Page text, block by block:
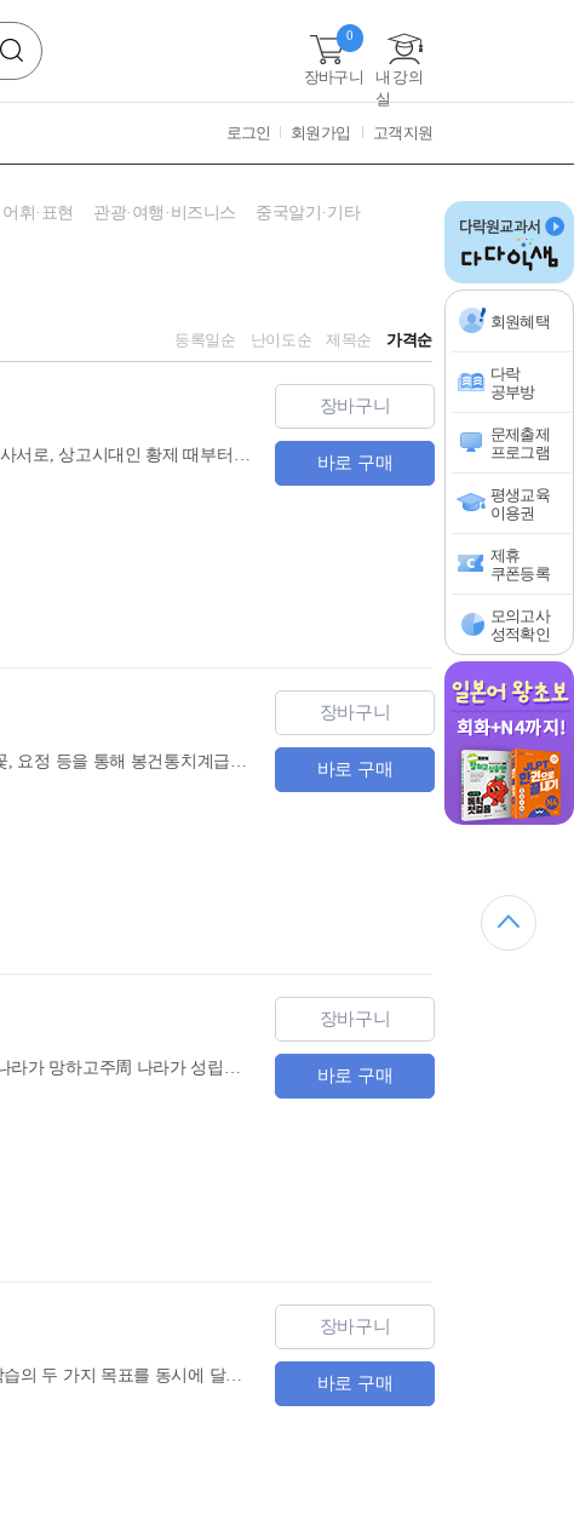
장바구니
0
내 강의
실
로그인 회원가입 고객지원
회원혜택
다락
공부방
문제출제
프로그램
평생교육
이용권
제휴
쿠폰등록
모의고사
성적확인
어휘·표현 관광·여행·비즈니스
중국알기·기타
등록일순 난이도순 제목순 가격순
다락원 중한고전대역 시리즈의 열두 번째 이야기인 『사기』는 한나라 때 사마천이 지은 역사서로, 상고시대인 황제 때부터 한 무제 때까지 약 2600년간의 기록을 담고 있는 통사이다. 중국에 관심을 가지고 있는 사람은 누구나 한 번쯤은 읽어야 하는 필독서로 꼽히고 있는 사기를 대역본으로 볼 수 있으며, 듣기실력을 향상시킬 수 있도록 오디오 CD 2장을 함께 제공한다.
장바구니
바로 구매
다락원 중한고전대역 시리즈의 열 번째 이야기인 『요재지이』는 온갖 귀신과 여우, 마귀, 꽃, 요정 등을 통해 봉건통치계급의 부정부패한 모습이나 과거제도의 폐단을 지적하거나 세속적인 관념을 타파한 지고지순한 사랑을 그리는 작품들로 구성되어 있다. 최고의 중국 고전을 읽을 수 있음과 동시에 듣기실력을 향상시킬 수 있도록 오디오 CD 2장을 제공한다.
장바구니
바로 구매
다락원 중한고전대역 시리즈의 아홉 번째 이야기인 『봉신연의』는 기원전11세기 초 은殷 나라가 망하고주周 나라가 성립되는 이른바 은주역성혁명殷周易姓革命의 드라마를 도교적 신앙을 바탕으로 각색한 역사 판타지 소설이다. 최고의 중국 고전을 읽을 수 있음과 동시에 듣기실력을 향상시킬 수 있도록 오디오 CD 2장을 제공한다.
장바구니
바로 구매
동양의 베스트셀러를 초,중급 수준의 현대중국어로 개작하여, 명작의 감상과 중국어 독해 학습의 두 가지 목표를 동시에 달성할 수 있는 다락원 중한고전 대역 시리즈 제 11권 『성어고사』 출간! 성어란 옛날부터 인구에 회자되면서 전해 내려오는 특정 배경이야기를 담은 표현으로, 그 말이 성립된 시대의 역사적 상황과 아울러 그 말을 만든 인간의 체험과 그로 인해 얻어진 삶의 지혜가 농축되어 살아 숨쉬고 있다.
장바구니
바로 구매